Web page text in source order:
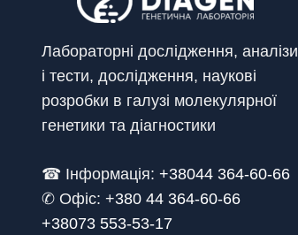
Лабораторні дослідження, аналізи
і тести, дослідження, наукові
розробки в галузі молекулярної
генетики та діагностики
☎ Інформація: +38044 364-60-66
✆ Офіс: +380 44 364-60-66
+38073 553-53-17